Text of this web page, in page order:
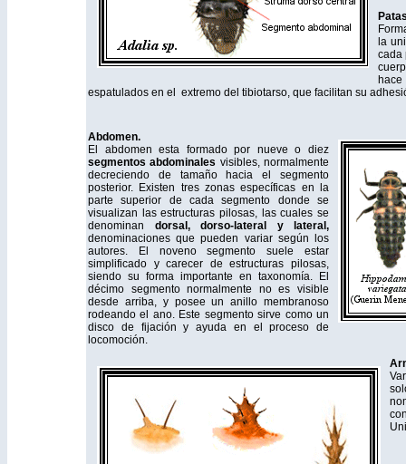
la
cada
espatulados en el extremo del tibiotarso, que facilitan su
Abdomen.
El abdomen esta formado por nueve o diez
segmentos abdominales visibles, normalmente
decreciendo de tamaño hacia el segmento
posterior. Existen tres zonas específicas en la
parte superior de cada segmento donde se
visualizan las estructuras pilosas, las cuales se
denominan dorsal, dorso-lateral y lateral,
denominaciones que pueden variar según los
autores. El noveno segmento suele estar
simplificado y carecer de estructuras pilosas,
siendo su forma importante en taxonomía. El
décimo segmento normalmente no es visible
desde arriba, y posee un anillo membranoso
rodeando el ano. Este segmento sirve como un
disco de fijación y ayuda en el proceso de
locomoción.